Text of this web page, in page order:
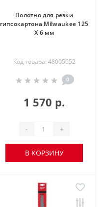
Полотно для резки
гипсокартона Milwaukee 125
X 6 мм
Код товара: 48005052
0
1 570 р.
- +
В КОРЗИНУ